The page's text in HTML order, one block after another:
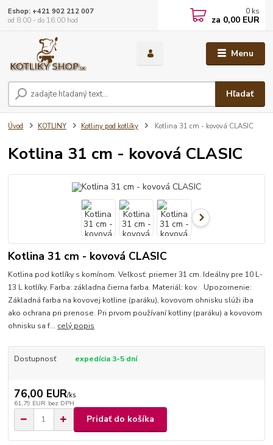
Menu
Hľadať
Eshop: +421 902 212 007
od 8:00 - do 16:00 hod
0 ks
za 0,00 EUR
Úvod KOTLINY Kotliny pod kotlíky Kotlina 31 cm - kovová CLASIC
Kotlina 31 cm - kovová CLASIC
Kotlina 31 cm - kovová CLASIC
Kotlina pod kotlíky s komínom. Veľkosť: priemer 31 cm. Ideálny pre 10 L-
13 L kotlíky. Farba: základna čierna farba. Materiál: kov. Upozornenie:
Základná farba na kovovej kotline (paráku), kovovom ohnisku slúži iba
ako ochrana pri prenose. Pri prvom používaní kotliny (paráku) a kovovom
ohnisku sa f... celý popis
Dostupnosť expedícia 3-5 dní
76,00 EUR/ks
61,79 EUR bez DPH
Pridať do košíka